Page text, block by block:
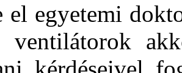
el egyetemi
ventilátorok